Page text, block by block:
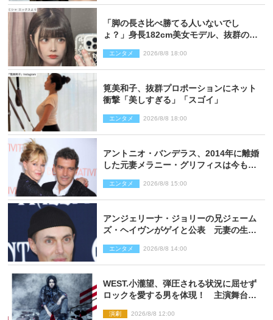
「脚の長さ比べ勝てる人いないでし
ょ？」身長182cm美女モデル、抜群のプ
エンタメ 2026/8/8 18:00
筧美和子、抜群プロポーションにネット
衝撃「美しすぎる」「スゴイ」
エンタメ 2026/8/8 18:00
アントニオ・バンデラス、2014年に離婚
した元妻メラニー・グリフィスは今も
エンタメ 2026/8/8 15:00
アンジェリーナ・ジョリーの兄ジェーム
ズ・ヘイヴンがゲイと公表 元妻の生配
エンタメ 2026/8/8 14:00
WEST.小瀧望、弾圧される状況に屈せず
ロックを愛する男を体現！ 主演舞台
演劇 2026/8/8 12:00